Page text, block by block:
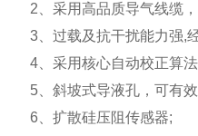
2、采用高品质导气线缆，
3、过载及抗干扰能力强,
4、采用核心自动校正算法
5、斜坡式导液孔，可有效
6、扩散硅压阻传感器;